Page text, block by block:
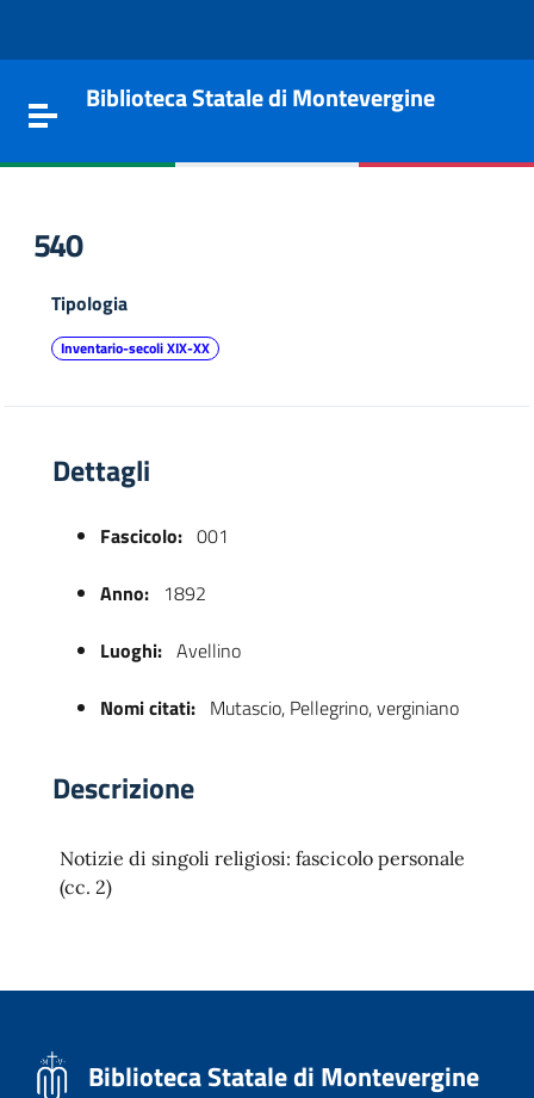
Toggle navigation
Biblioteca Statale di Montevergine
540
Tipologia
Inventario-secoli XIX-XX
Dettagli
Fascicolo: 001
Anno: 1892
Luoghi: Avellino
Nomi citati: Mutascio, Pellegrino, verginiano
Descrizione
Notizie di singoli religiosi: fascicolo personale
(cc. 2)
Biblioteca Statale di Montevergine